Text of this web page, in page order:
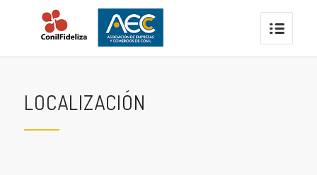
LOCALIZACIÓN